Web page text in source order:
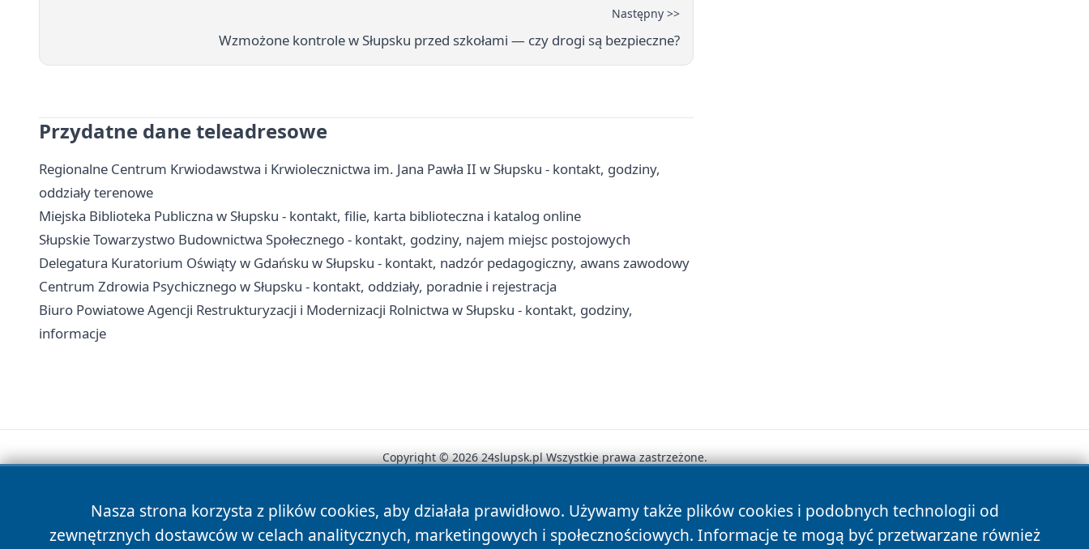
Następny >>
Wzmożone kontrole w Słupsku przed szkołami — czy drogi są bezpieczne?
Przydatne dane teleadresowe
Regionalne Centrum Krwiodawstwa i Krwiolecznictwa im. Jana Pawła II w Słupsku - kontakt, godziny,
oddziały terenowe
Miejska Biblioteka Publiczna w Słupsku - kontakt, filie, karta biblioteczna i katalog online
Słupskie Towarzystwo Budownictwa Społecznego - kontakt, godziny, najem miejsc postojowych
Delegatura Kuratorium Oświąty w Gdańsku w Słupsku - kontakt, nadzór pedagogiczny, awans zawodowy
Centrum Zdrowia Psychicznego w Słupsku - kontakt, oddziały, poradnie i rejestracja
Biuro Powiatowe Agencji Restrukturyzacji i Modernizacji Rolnictwa w Słupsku - kontakt, godziny,
informacje
Nasza strona korzysta z plików cookies, aby działała prawidłowo. Używamy także plików cookies i podobnych technologii od
zewnętrznych dostawców w celach analitycznych, marketingowych i społecznościowych. Informacje te mogą być przetwarzane również
Copyright © 2026 24slupsk.pl Wszystkie prawa zastrzeżone.
News Autorzy Polityka Prywatności Polityka Cookies